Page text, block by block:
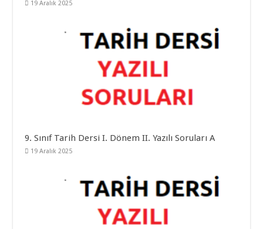
19 Aralık 2025
9. Sınıf Tarih Dersi I. Dönem II. Yazılı Soruları A
19 Aralık 2025